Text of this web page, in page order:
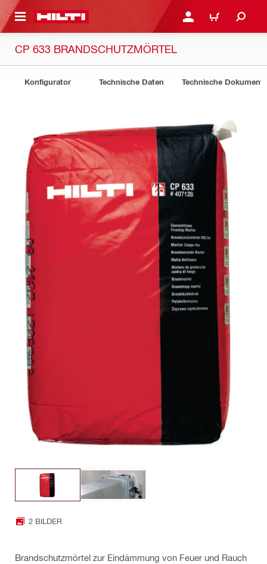
ANMELDEN ODER
WARENKORB
CP 633 BRANDSCHUTZMÖRTEL
Konfigurator Technische Daten Technische Dokumente
2 BILDER
Brandschutzmörtel zur Eindämmung von Feuer und Rauch